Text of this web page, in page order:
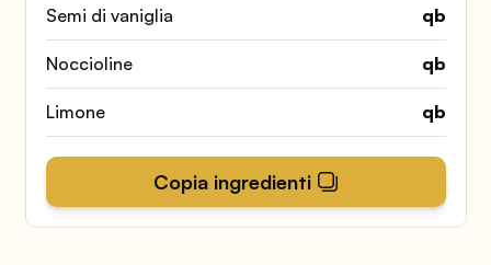
Semi di vaniglia qb
Noccioline qb
Limone qb
Copia ingredienti